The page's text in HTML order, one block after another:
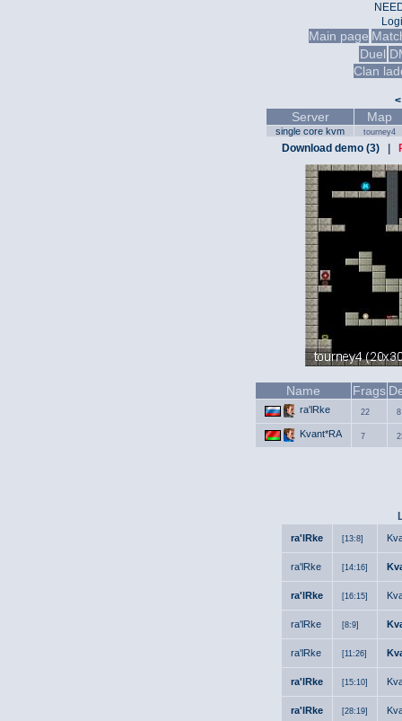
Main page
Duel
Clan
<
Server Map
single core kvm tourney4
Download demo (3)|
Name Frags
ra'lRke 22 8
Kvant*RA 7
ra'lRke [13:8]
ra'lRke [14:16]
ra'lRke [16:15]
ra'lRke [8:9]
ra'lRke [11:26]
ra'lRke [15:10]
ra'lRke [28:19]